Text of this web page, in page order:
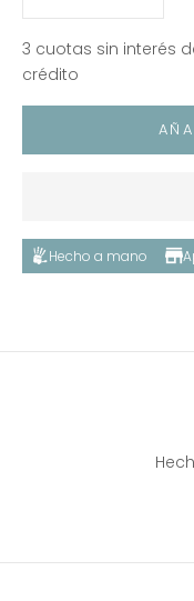
3 cuotas sin interés
crédito
Hecho a mano